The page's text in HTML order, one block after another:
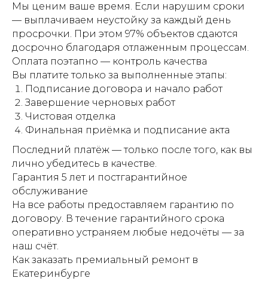
Мы ценим ваше время. Если нарушим сроки
— выплачиваем неустойку за каждый день
просрочки. При этом 97% объектов сдаются
досрочно благодаря отлаженным процессам.
Оплата поэтапно — контроль качества
Вы платите только за выполненные этапы:
Подписание договора и начало работ
Завершение черновых работ
Чистовая отделка
Финальная приёмка и подписание акта
Последний платёж — только после того, как вы
лично убедитесь в качестве.
Гарантия 5 лет и постгарантийное
обслуживание
На все работы предоставляем гарантию по
договору. В течение гарантийного срока
оперативно устраняем любые недочёты — за
наш счёт.
Как заказать премиальный ремонт в
Екатеринбурге